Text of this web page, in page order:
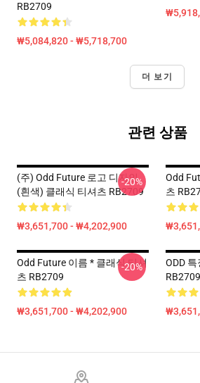
RB2709
₩5,084,820 - ₩5,718,700
더 보기
관련 상품
(주) Odd Future 로고 디자인
(흰색) 클래식 티셔츠 RB2709
₩3,651,700 - ₩4,202,900
-20%
Odd
츠
Odd Future 이름 * 클래식 티셔
츠 RB2709
₩3,651,700 - ₩4,202,900
-20%
ODD
RB2709